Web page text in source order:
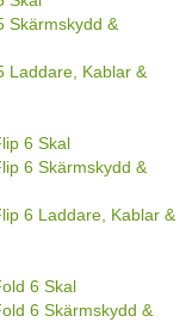
Skärmskydd &
Laddare, Kablar &
6 Skal
6 Skärmskydd &
6 Laddare, Kablar &
6 Skal
6 Skärmskydd &